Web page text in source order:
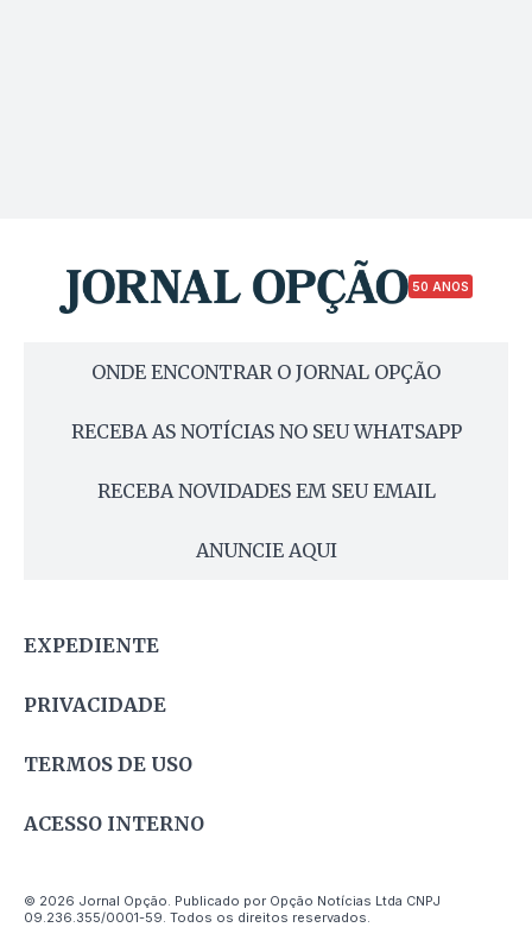
50 ANOS
ONDE ENCONTRAR O JORNAL OPÇÃO
RECEBA AS NOTÍCIAS NO SEU WHATSAPP
RECEBA NOVIDADES EM SEU EMAIL
ANUNCIE AQUI
EXPEDIENTE
PRIVACIDADE
TERMOS DE USO
ACESSO INTERNO
© 2026 Jornal Opção. Publicado por Opção Notícias Ltda CNPJ
09.236.355/0001-59. Todos os direitos reservados.